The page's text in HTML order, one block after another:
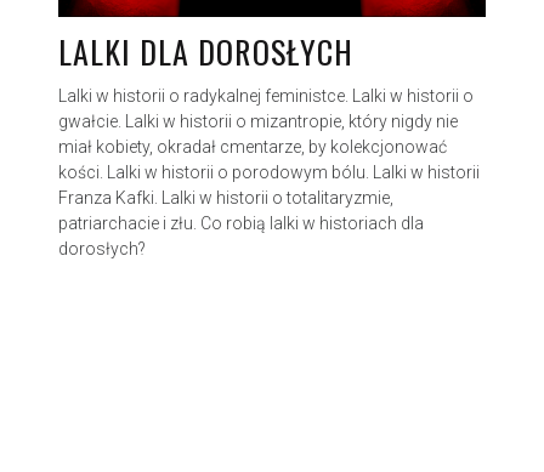
LALKI DLA DOROSŁYCH
Lalki w historii o radykalnej feministce. Lalki w historii o
gwałcie. Lalki w historii o mizantropie, który nigdy nie
miał kobiety, okradał cmentarze, by kolekcjonować
kości. Lalki w historii o porodowym bólu. Lalki w historii
Franza Kafki. Lalki w historii o totalitaryzmie,
patriarchacie i złu. Co robią lalki w historiach dla
dorosłych?